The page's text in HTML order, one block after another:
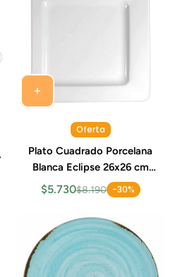
Oferta
Plato Cuadrado Porcelana
Blanca Eclipse 26x26 cm
Costa Verde
$5.730$8.190 -30%